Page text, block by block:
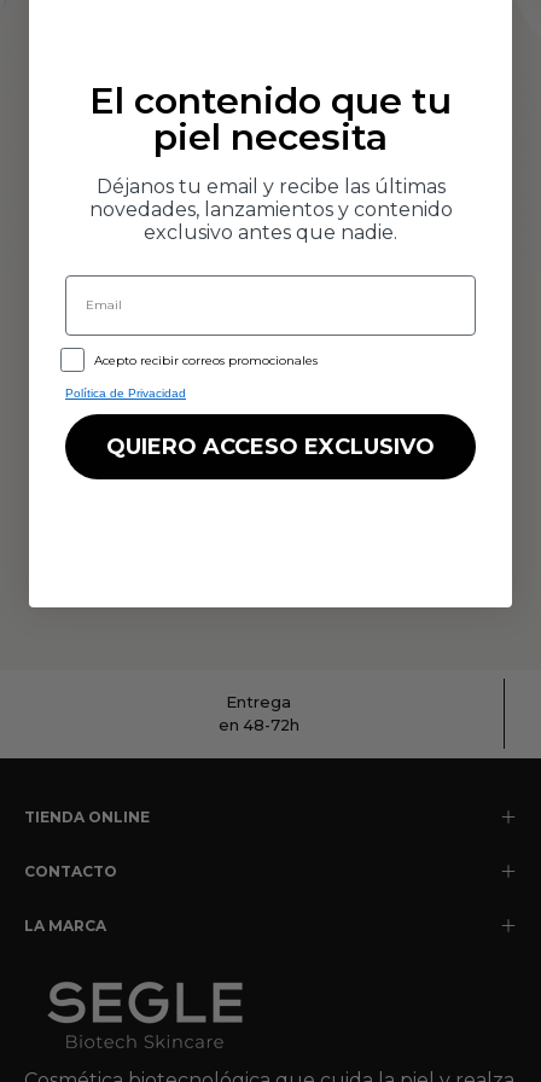
Entrega
en 48-72h
TIENDA ONLINE
CONTACTO
LA MARCA
El contenido que tu
piel necesita
Déjanos tu email y recibe las últimas
novedades, lanzamientos y contenido
exclusivo antes que nadie.
Email
GDPRAcepto recibir correos promocionales
Política de Privacidad
QUIERO ACCESO EXCLUSIVO